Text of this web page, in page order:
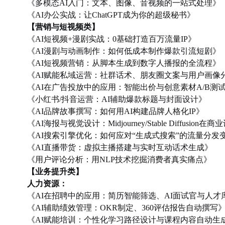
《多模态AI入门：文本、图像、音视频的一站式处理》
《AI办公实战：让ChatGPT成为你的超级秘书》
【营销与短视频类】
《AI短视频+漫剧实战：0基础打造百万流量IP》
《AI漫剧与动画制作：如何低成本制作爆款引流短剧》
《AI短视频营销：从脚本生成到数字人播报的全流程》
《AI赋能私域运营：社群话术、朋友圈文案与用户画像
《AI在广告投放中的应用：智能出价与创意素材A/B测
《小红书/抖音运营：AI辅助爆款标题与封面设计》
《AI品牌故事撰写：如何用AI构建品牌人格化IP》
《AI海报与视觉设计：Midjourney/Stable Diffusion在商
《AI搜索引擎优化：如何应对“生成式搜索”的流量分发
《AI直播带货：虚拟主播搭建与实时互动话术生成》
《用户评论分析：用NLP技术挖掘消费者真实痛点》
【业务提升类】
人力资源：
《AI在招聘中的应用：简历智能筛选、AI面试官与人才
《AI辅助绩效管理：OKR制定、360评估报告自动撰写
《AI赋能培训：个性化学习路径设计与课程内容自动生